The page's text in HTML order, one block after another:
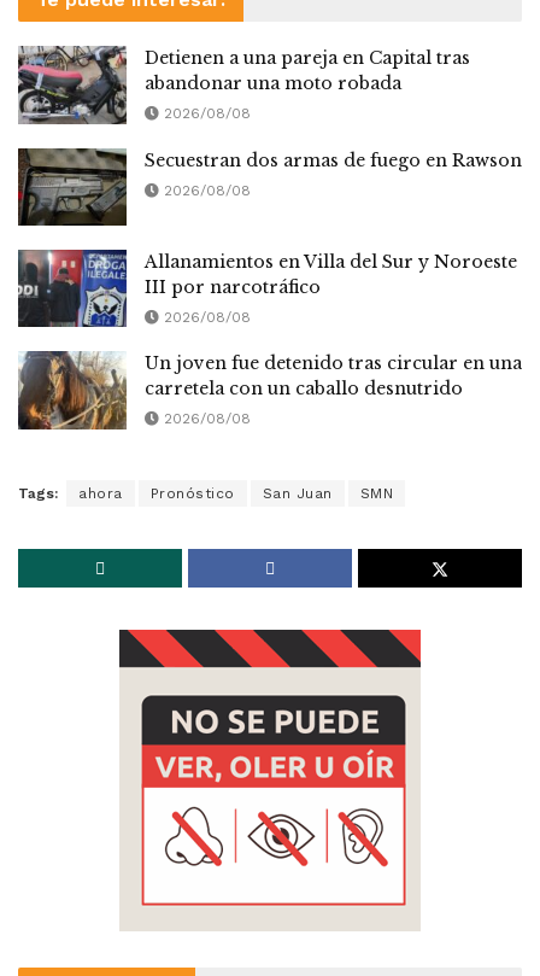
Detienen a una pareja en Capital tras
abandonar una moto robada
2026/08/08
Secuestran dos armas de fuego en Rawson
2026/08/08
Allanamientos en Villa del Sur y Noroeste
III por narcotráfico
2026/08/08
Un joven fue detenido tras circular en una
carretela con un caballo desnutrido
2026/08/08
Tags: ahora Pronóstico San Juan SMN